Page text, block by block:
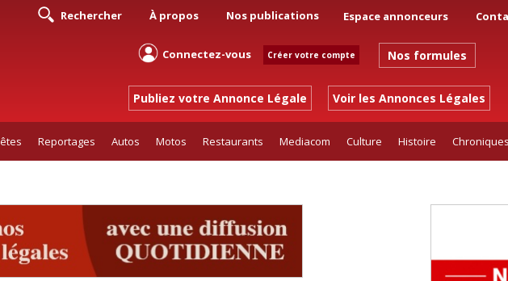
Rechercher À propos Nos publications Espace annonceurs
Connectez-vous Créer votre compte Nos formules
Publiez votre Annonce Légale Voir les Annonces Légales
Reportages Autos Motos Restaurants Mediacom Culture Histoire Chroniques